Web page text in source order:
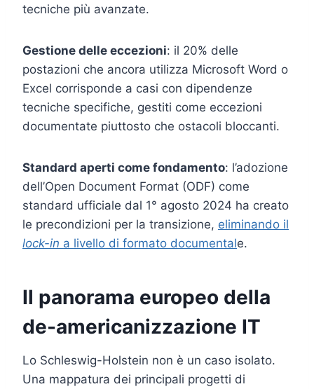
tecniche più avanzate.
Gestione delle eccezioni: il 20% delle
postazioni che ancora utilizza Microsoft Word o
Excel corrisponde a casi con dipendenze
tecniche specifiche, gestiti come eccezioni
documentate piuttosto che ostacoli bloccanti.
Standard aperti come fondamento: l’adozione
dell’Open Document Format (ODF) come
standard ufficiale dal 1° agosto 2024 ha creato
le precondizioni per la transizione, eliminando il
lock-in a livello di formato documentale.
Il panorama europeo della
de-americanizzazione IT
Lo Schleswig-Holstein non è un caso isolato.
Una mappatura dei principali progetti di